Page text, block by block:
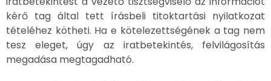
kérő tag által tett írásbeli titoktartási nyilatkozat
tételéhez kötheti. Ha e kötelezettségének a tag nem
tesz eleget, úgy az iratbetekintés, felvilágosítás
megadása megtagadható.